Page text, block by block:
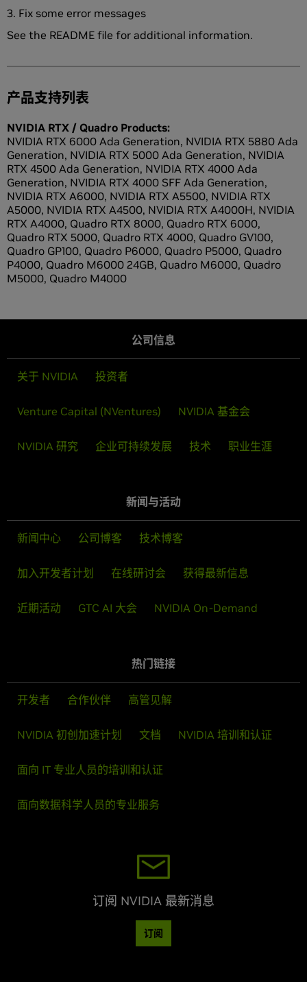
Fix some error messages
See the README file for additional information.
产品支持列表
NVIDIA RTX / Quadro Products:
NVIDIA RTX 6000 Ada Generation, NVIDIA RTX 5880 Ada
Generation, NVIDIA RTX 5000 Ada Generation, NVIDIA
RTX 4500 Ada Generation, NVIDIA RTX 4000 Ada
Generation, NVIDIA RTX 4000 SFF Ada Generation,
NVIDIA RTX A6000, NVIDIA RTX A5500, NVIDIA RTX
A5000, NVIDIA RTX A4500, NVIDIA RTX A4000H, NVIDIA
RTX A4000, Quadro RTX 8000, Quadro RTX 6000,
Quadro RTX 5000, Quadro RTX 4000, Quadro GV100,
Quadro GP100, Quadro P6000, Quadro P5000, Quadro
P4000, Quadro M6000 24GB, Quadro M6000, Quadro
M5000, Quadro M4000
公司信息
关于 NVIDIA 投资者
Venture Capital (NVentures) NVIDIA 基金会
NVIDIA 研究 企业可持续发展 技术 职业生涯
新闻与活动
新闻中心 公司博客 技术博客
加入开发者计划 在线研讨会 获得最新信息
近期活动 GTC AI 大会 NVIDIA On-Demand
热门链接
开发者 合作伙伴 高管见解
NVIDIA 初创加速计划 文档 NVIDIA 培训和认证
面向 IT 专业人员的培训和认证
面向数据科学人员的专业服务
订阅 NVIDIA 最新消息
订阅